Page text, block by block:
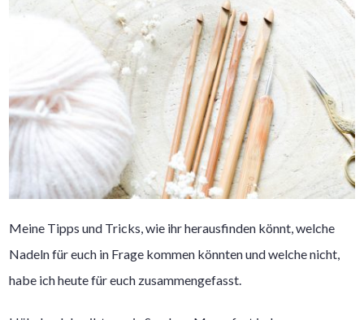
Meine Tipps und Tricks, wie ihr herausfinden könnt, welche
Nadeln für euch in Frage kommen könnten und welche nicht,
habe ich heute für euch zusammengefasst.